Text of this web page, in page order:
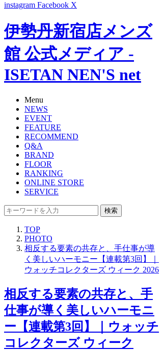
instagram Facebook X
伊勢丹新宿店メンズ
館 公式メディア -
ISETAN NEN'S net
Menu
NEWS
EVENT
FEATURE
RECOMMEND
Q&A
BRAND
FLOOR
RANKING
ONLINE STORE
SERVICE
検索
TOP
PHOTO
相反する要素の共存と、手仕事が導
く美しいハーモニー【連載第3回】｜
ウォッチコレクターズ ウィーク 2026
相反する要素の共存と、手
仕事が導く美しいハーモニ
ー【連載第3回】｜ウォッチ
コレクターズ ウィーク